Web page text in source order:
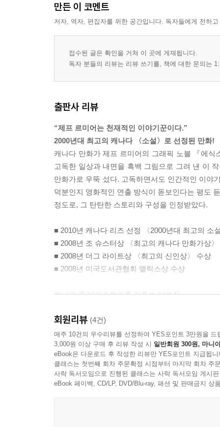
만든 이 코멘트
저자, 역자, 편집자를 위한 공간입니다. 독자들에게 전하
접수된 글은 확인을 거쳐 이 곳에 게재됩니다.
독자 분들의 리뷰는 리뷰 쓰기를, 책에 대한 문의는
출판사 리뷰
“제프 르미어는 천재적인 이야기꾼이다.”
2000년대 최고의 캐나다 〈소설〉로 선정된 만화!
캐나다 만화가 제프 르미어의 그래픽 노블 『에
고독한 일상과 내면을 흑백 그림으로 그려 낸 이
만화가로 우뚝 섰다. 고독하면서도 인간적인 이야
덕분인지 영화적인 연출 방식이 돋보인다는 평도
정도로, 그 탄탄한 스토리와 구성을 인정받았다.
■ 2010년 캐나다 리즈 선정 〈2000년대 최고의 소
■ 2008년 조 슈스터상 〈최고의 캐나다 만화가상
■ 2008년 더그 라이트상 〈최고의 신인상〉 수상
■ 2008년 미국도서관협회 앨릭스상 수상
하나의 큰 태피스트리를 이루는 삼부작
『에식스 카운티』삼부작은 「농장 이야기」
만화는 각각 단행본으로도 출판되어 호평을 받
직조되면서 더 큰 하나의 작품으로 완성된다.
연결고리가 되어, 전체 작품이 톱니바퀴처럼 맞물
구성과 짜임새다. 독자들도 한 편 한 편 읽어 나갈
이 합본호에는 3부작 외에도「에식스 카운티 복
회원리뷰 (4건)
매주 10건의 우수리뷰를 선정하여 YES포인트 3만원을 드
3,000원 이상 구매 후 리뷰 작성 시 일반회원 300원, 마니
eBook은 다운로드 후 작성한 리뷰만 YES포인트 지급됩니
클래스는 첫번째 회차 주문확정 시점부터 마지막 회차 주
사락 독서모임으로 진행된 클래스는 사락 독서모임 게시
eBook 페이백, CD/LP, DVD/Blu-ray, 패션 및 판매금지 상